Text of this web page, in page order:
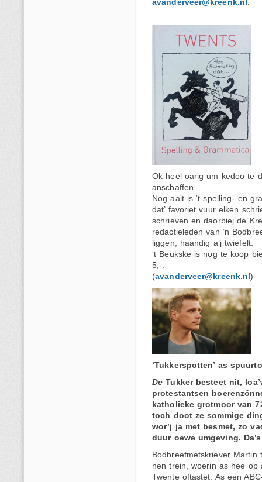
avanderveer@kreenk.nl
Ok heel oarig um kedoo te
anschaffen.
Nog aait is ‘t spelling- en
dat’ favoriet vuur elken
schrieven en daorbiej de
redactieleden van ’n
liggen, haandig a’j twiefelt.
‘t Beukske is nog te koop
5,-.
(avanderveer@kreenk.nl)
‘Tukkerspotten’ as
DeTukker besteet nit,
protestantsen
katholieke grotmoor van
toch doot ze sommige
wor’j ja met besmet, zo
duur oewe umgeving.
Bodbreefmetskriever
nen trein, woerin as hee op
Twente oftastet. As een